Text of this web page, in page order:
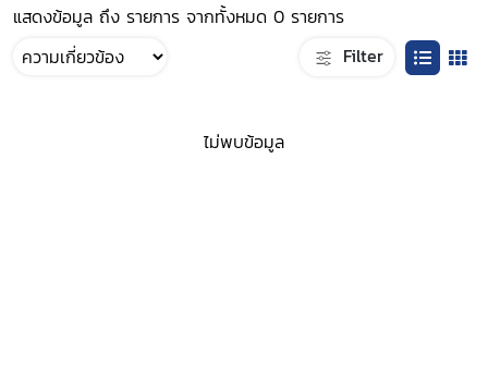
แสดงข้อมูล ถึง รายการ จากทั้งหมด 0 รายการ
Filter
ไม่พบข้อมูล